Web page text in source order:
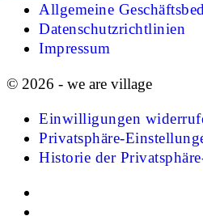
Allgemeine
Datenschutzrichtlinien
Impressum
© 2026 - we are village
Einwilligungen
Privatsphäre-
Historie der